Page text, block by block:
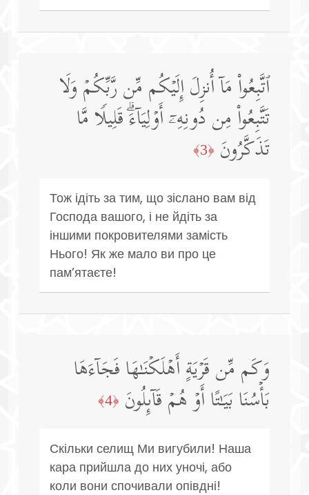
ٱتَّبِعُوا۟ مَاۤ أُنزِلَ إِلَیۡكُم مِّن رَّبِّكُمۡ وَلَا
تَتَّبِعُوا۟ مِن دُونِهِۦۤ أَوۡلِیَاۤءَۗ قَلِیلࣰا مَّا
تَذَكَّرُونَ ﴿3﴾
Тож ідіть за тим, що зіслано вам від
Господа вашого, і не йдіть за
іншими покровителями замість
Нього! Як же мало ви про це
пам’ятаєте!
وَكَم مِّن قَرۡیَةٍ أَهۡلَكۡنَـٰهَا فَجَاۤءَهَا
بَأۡسُنَا بَیَـٰتًا أَوۡ هُمۡ قَاۤىِٕلُونَ ﴿4﴾
Скільки селищ Ми вигубили! Наша
кара прийшла до них уночі, або
коли вони спочивали опівдні!